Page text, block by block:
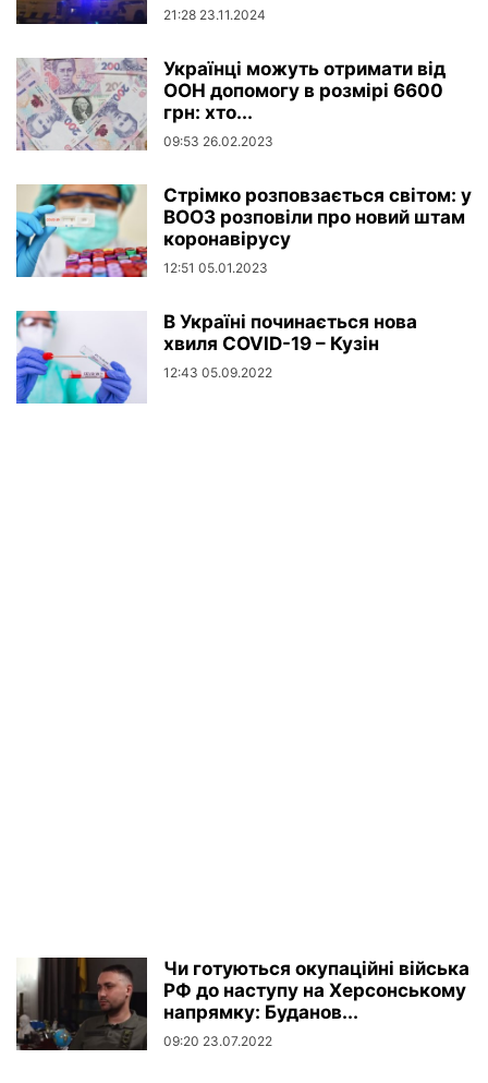
21:28 23.11.2024
Українці можуть отримати від
ООН допомогу в розмірі 6600
грн: хто...
09:53 26.02.2023
Стрімко розповзається світом: у
ВООЗ розповіли про новий штам
коронавірусу
12:51 05.01.2023
В Україні починається нова
хвиля COVID-19 – Кузін
12:43 05.09.2022
Чи готуються окупаційні війська
РФ до наступу на Херсонському
напрямку: Буданов...
09:20 23.07.2022